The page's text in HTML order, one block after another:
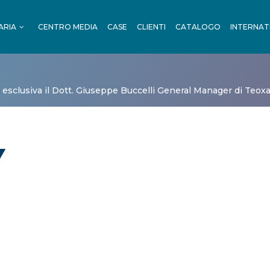
CENTRO MEDIA CASE CLIENTI CATALOGO
il Dott. Giuseppe Buccelli General Manager di